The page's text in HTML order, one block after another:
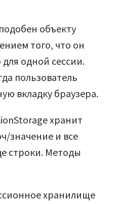
объекту
того, что он
одной сессии.
пользователь
вкладку браузера.
хранит
значение и все
строки. Методы
хранилище